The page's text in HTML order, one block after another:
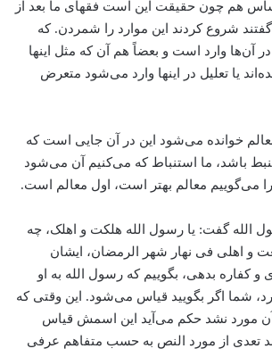
هم چون حقیقت این است فقهای ما بعد از
شروع کردند این موارد را شمردن. که
وارد است و بعضاً هم آن که مثل اینها
یا تعلیل در اینها وارد می‌شود متعرض
خوانده می‌شود این در آن جایی است که
باشد، ما استنباط که می‌کنیم آن می‌شود
می‌گوییم معالم بهتر است، اول معالم است.
الله گفت: یا رسول الله هلکت و اهلک، چه
و اهلی فی نهار شهر الرمضان، ایشان
و کفاره بدهی، بگوییم که رسول الله به او
شما اگر بگویید قیاس می‌شود. این وقتی که
مورد نشد حکم می‌آید این اسمش قیاس
تعدی از مورد النص به حسب متفاهم عرفی